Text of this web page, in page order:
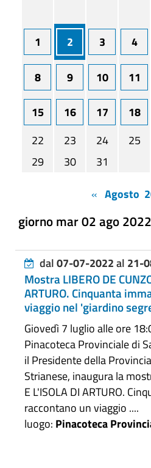
1 2 3 4
8 9 10 11
15 16 17 18
22
23 24 25
29
30
31
« Agosto
giorno mar 02 ago 2022
dal07-07-2022al 21-
Mostra LIBERO DE
ARTURO. Cinquanta
viaggio nel 'giardino
Giovedì 7 luglio alle ore
Pinacoteca Provinciale di
il Presidente della
Strianese, inaugura la
E L'ISOLA DI ARTURO.
raccontano un viaggio ....
luogo: Pinacoteca